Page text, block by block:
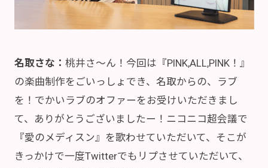
名取さな： 桃井さ～ん！今回は『PINK,ALL,PINK！』
の楽曲制作をごいっしょでき、名取からの、ラブ
を！でかいラブのオファーをお受けいただきまし
て、ありがとうございましたー！ニコニコ超会議で
『愛のメディスン』を歌わせていただいて、そこが
きっかけで一度Twitterでもリプさせていただいて、